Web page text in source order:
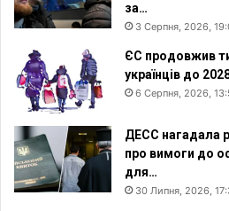
за…
3 Серпня, 2026,
ЄС продовжив
українців до
6 Серпня, 2026,
ДЕСС нагадала
про вимоги до
для…
30 Липня, 2026,